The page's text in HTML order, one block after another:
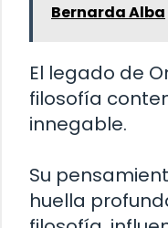
Bernarda Alba
El legado de
filosofía
innegable.
Su
huella